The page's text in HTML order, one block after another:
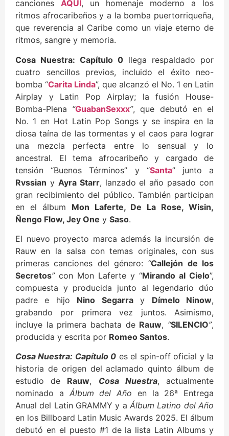
canciones AQUÍ, un homenaje moderno a los
ritmos afrocaribeños y a la bomba puertorriqueña,
que reverencia al Caribe como un viaje eterno de
ritmos, sangre y memoria.
Cosa Nuestra: Capítulo 0 llega respaldado por
cuatro sencillos previos, incluido el éxito neo-
bomba “Carita Linda”, que alcanzó el No. 1 en Latin
Airplay y Latin Pop Airplay; la fusión House-
Bomba-Plena “GuabanSexxx”, que debutó en el
No. 1 en Hot Latin Pop Songs y se inspira en la
diosa taína de las tormentas y el caos para lograr
una mezcla perfecta entre lo sensual y lo
ancestral. El tema afrocaribeño y cargado de
tensión “Buenos Términos” y “Santa” junto a
Rvssian y Ayra Starr, lanzado el año pasado con
gran recibimiento del público. También participan
en el álbum Mon Laferte, De La Rose, Wisin,
Ñengo Flow, Jey One y Saso.
El nuevo proyecto marca además la incursión de
Rauw en la salsa con temas originales, con sus
primeras canciones del género: “Callejón de los
Secretos”con Mon Laferte y “Mirando al Cielo”,
compuesta y producida junto al legendario dúo
padre e hijo Nino Segarray Dímelo Ninow,
grabando por primera vez juntos. Asimismo,
incluye la primera bachata de Rauw, “SILENCIO”,
producida y escrita por Romeo Santos.
Cosa Nuestra: Capítulo 0 es el spin-off oficial y la
historia de origen del aclamado quinto álbum de
estudio de Rauw, Cosa Nuestra, actualmente
nominado a Álbum del Año en la 26ª Entrega
Anual del Latin GRAMMY y a Álbum Latino del Año
en los Billboard Latin Music Awards 2025. El álbum
debutó en el puesto #1 de la lista Latin Albums y